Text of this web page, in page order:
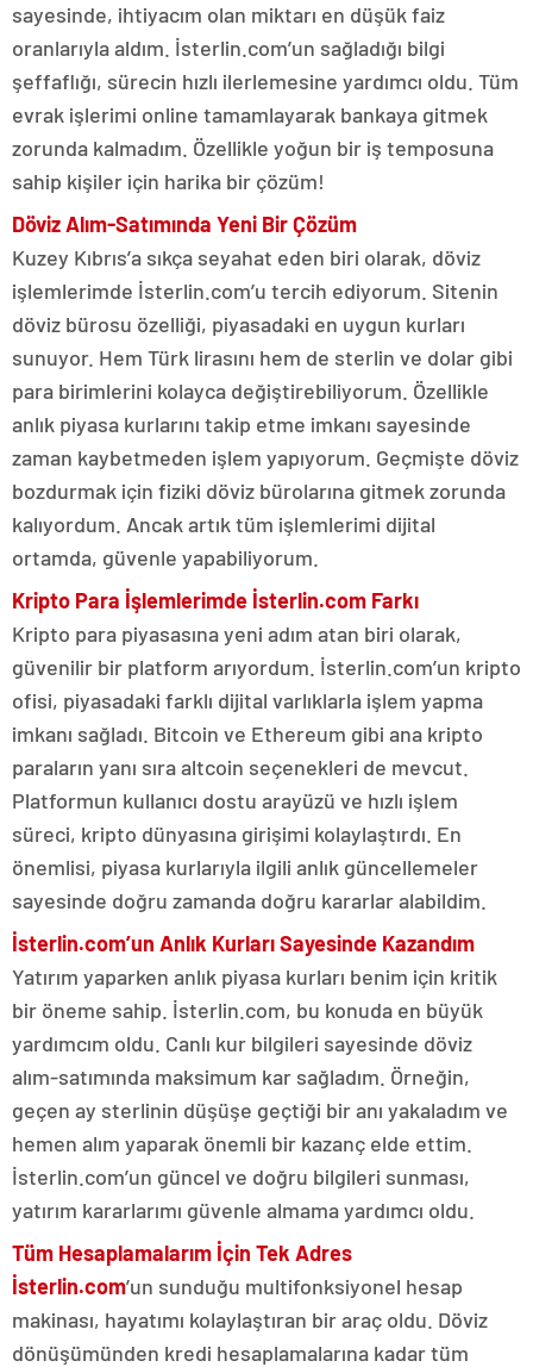
sayesinde, ihtiyacım olan miktarı en düşük faiz
oranlarıyla aldım. İsterlin.com’un sağladığı bilgi
şeffaflığı, sürecin hızlı ilerlemesine yardımcı oldu. Tüm
evrak işlerimi online tamamlayarak bankaya gitmek
zorunda kalmadım. Özellikle yoğun bir iş temposuna
sahip kişiler için harika bir çözüm!
Döviz Alım-Satımında Yeni Bir Çözüm
Kuzey Kıbrıs’a sıkça seyahat eden biri olarak, döviz
işlemlerimde İsterlin.com’u tercih ediyorum. Sitenin
döviz bürosu özelliği, piyasadaki en uygun kurları
sunuyor. Hem Türk lirasını hem de sterlin ve dolar gibi
para birimlerini kolayca değiştirebiliyorum. Özellikle
anlık piyasa kurlarını takip etme imkanı sayesinde
zaman kaybetmeden işlem yapıyorum. Geçmişte döviz
bozdurmak için fiziki döviz bürolarına gitmek zorunda
kalıyordum. Ancak artık tüm işlemlerimi dijital
ortamda, güvenle yapabiliyorum.
Kripto Para İşlemlerimde İsterlin.com Farkı
Kripto para piyasasına yeni adım atan biri olarak,
güvenilir bir platform arıyordum. İsterlin.com’un kripto
ofisi, piyasadaki farklı dijital varlıklarla işlem yapma
imkanı sağladı. Bitcoin ve Ethereum gibi ana kripto
paraların yanı sıra altcoin seçenekleri de mevcut.
Platformun kullanıcı dostu arayüzü ve hızlı işlem
süreci, kripto dünyasına girişimi kolaylaştırdı. En
önemlisi, piyasa kurlarıyla ilgili anlık güncellemeler
sayesinde doğru zamanda doğru kararlar alabildim.
İsterlin.com’un Anlık Kurları Sayesinde Kazandım
Yatırım yaparken anlık piyasa kurları benim için kritik
bir öneme sahip. İsterlin.com, bu konuda en büyük
yardımcım oldu. Canlı kur bilgileri sayesinde döviz
alım-satımında maksimum kar sağladım. Örneğin,
geçen ay sterlinin düşüşe geçtiği bir anı yakaladım ve
hemen alım yaparak önemli bir kazanç elde ettim.
İsterlin.com’un güncel ve doğru bilgileri sunması,
yatırım kararlarımı güvenle almama yardımcı oldu.
Tüm Hesaplamalarım İçin Tek Adres
İsterlin.com’un sunduğu multifonksiyonel hesap
makinası, hayatımı kolaylaştıran bir araç oldu. Döviz
dönüşümünden kredi hesaplamalarına kadar tüm